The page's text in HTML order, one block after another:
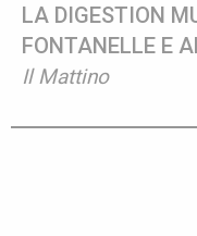
LA DIGESTION
FONTANELLE E
Il Mattino